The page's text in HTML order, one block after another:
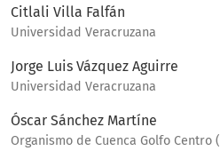
Citlali Villa Falfán
Universidad Veracruzana
Jorge Luis Vázquez Aguirre
Universidad Veracruzana
Óscar Sánchez Martíne
Organismo de Cuenca Golfo Centro